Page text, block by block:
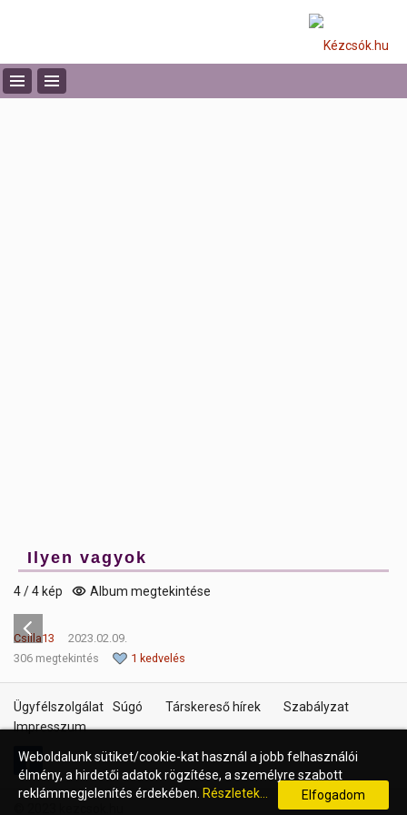
Ilyen vagyok
4 / 4 kép Album megtekintése
Csilla13
2023.02.09.
306 megtekintés
1 kedvelés
Ügyfélszolgálat Súgó Társkereső hírek
Szabályzat
Impresszum
Weboldalunk sütiket/cookie-kat használ a jobb felhasználói
élmény, a hirdetői adatok rögzítése, a személyre szabott
reklámmegjelenítés érdekében. Részletek... Elfogadom